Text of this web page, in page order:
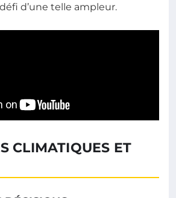
d’une telle ampleur.
CLIMATIQUES ET